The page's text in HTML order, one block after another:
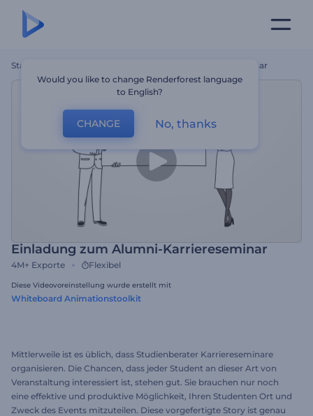
Startseite Einladung Zum Alumni-Karriereseminar
Einladung zum Alumni-Karriereseminar
4M+ Exporte Flexibel
Diese Videovoreinstellung wurde erstellt mit
Whiteboard Animationstoolkit
Mittlerweile ist es üblich, dass Studienberater Karriereseminare
organisieren. Die Chancen, dass jeder Student an dieser Art von
Veranstaltung interessiert ist, stehen gut. Sie brauchen nur noch
eine effektive und produktive Möglichkeit, Ihren Studenten Ort und
Zweck des Events mitzuteilen. Diese vorgefertigte Story ist genau
Would you like to change Renderforest language
to English?
CHANGE No, thanks